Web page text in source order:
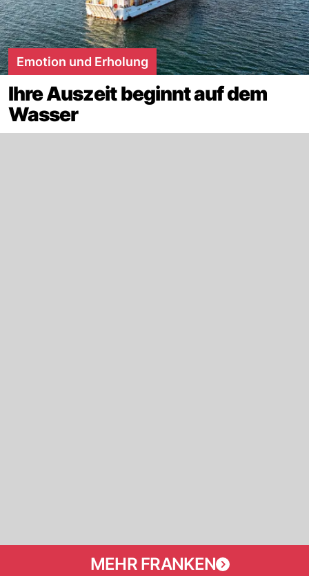
Emotion und Erholung
Ihre Auszeit beginnt auf dem
Wasser
MEHR FRANKEN